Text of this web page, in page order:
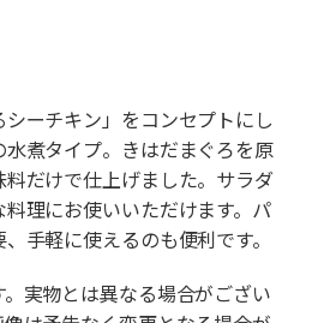
シーチキン」をコンセプトにし
水煮タイプ。きはだまぐろを原
だけで仕上げました。サラダ
理にお使いいただけます。パ
手軽に使えるのも便利です。
実物とは異なる場合がござい